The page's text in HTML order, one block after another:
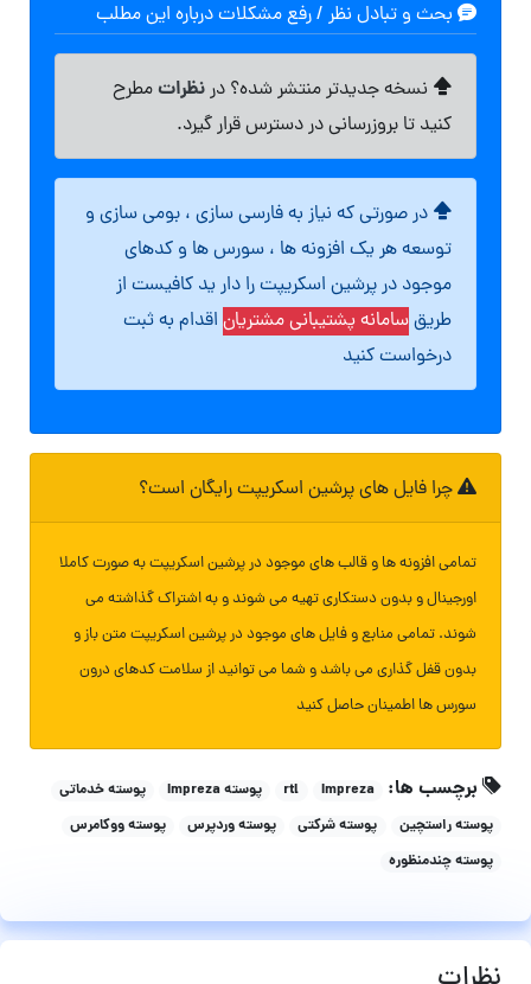
بحث و تبادل نظر / رفع مشکلات درباره این مطلب
نسخه جدیدتر منتشر شده؟ درنظراتمطرح
کنید تا بروزرسانی در دسترس قرار گیرد.
در صورتی که نیاز به فارسی سازی ، بومی سازی و
توسعه هر یک افزونه ها ، سورس ها و کدهای
موجود در پرشین اسکریپت را دار ید کافیست از
طریقسامانه پشتیبانی مشتریان اقدام به ثبت
درخواست کنید
چرا فایل های پرشین اسکریپت رایگان است؟
تمامی افزونه ها و قالب های موجود در پرشین اسکریپت به صورت کاملا
اورجینال و بدون دستکاری تهیه می شوند و به اشتراک گذاشته می
شوند. تمامی منابع و فایل های موجود در پرشین اسکریپت متن باز و
بدون قفل گذاری می باشد و شما می توانید از سلامت کدهای درون
سورس ها اطمینان حاصل کنید
برچسب ها: Impreza
rtl پوسته Impreza
پوسته خدماتی
پوسته راستچین
پوسته شرکتی پوسته وردپرس
پوسته ووکامرس
پوسته چندمنظوره